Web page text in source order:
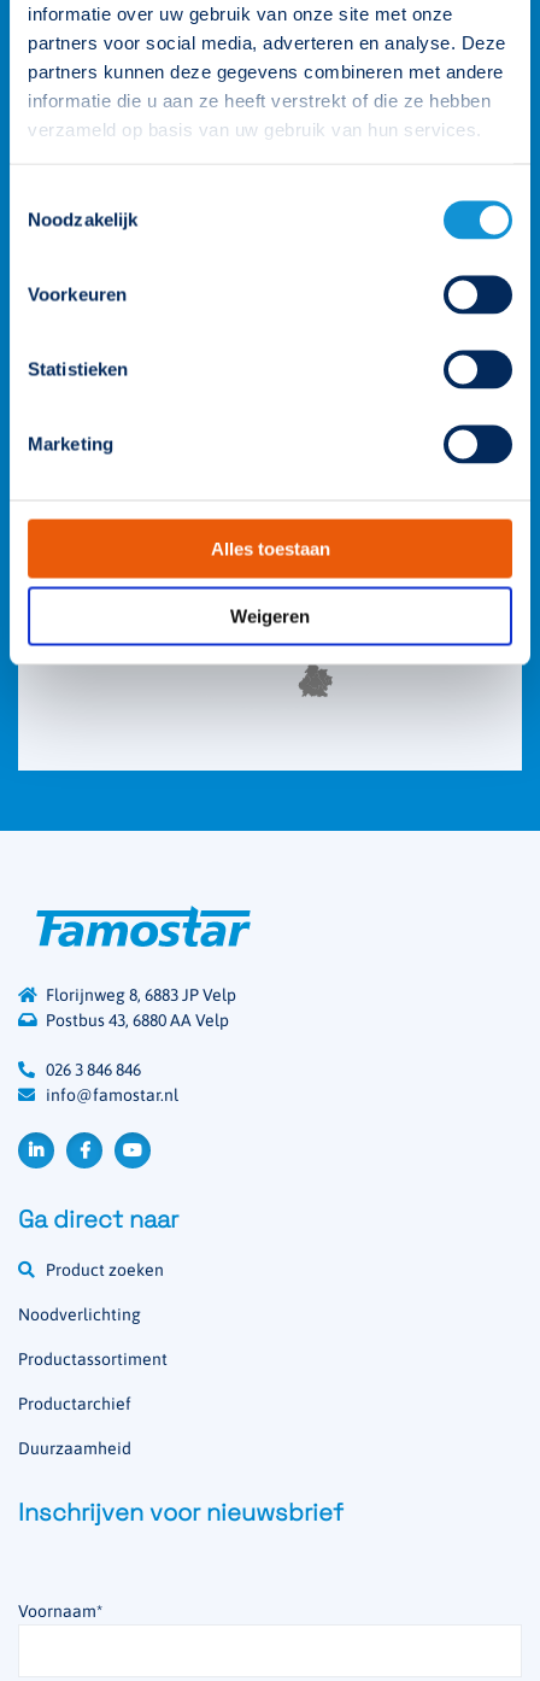
informatie over uw gebruik van onze site met onze
partners voor social media, adverteren en analyse. Deze
partners kunnen deze gegevens combineren met andere
informatie die u aan ze heeft verstrekt of die ze hebben
verzameld op basis van uw gebruik van hun services.
Noodzakelijk
Voorkeuren
Statistieken
Marketing
Alles toestaan
Weigeren
op.
026 3 846 846
info@famostar.nl
Neem contact op
Florijnweg 8, 6883 JP Velp
Postbus 43, 6880 AA Velp
026 3 846 846
info@famostar.nl
Ga direct naar
Product zoeken
Noodverlichting
Productassortiment
Productarchief
Duurzaamheid
Inschrijven voor nieuwsbrief
Voornaam*